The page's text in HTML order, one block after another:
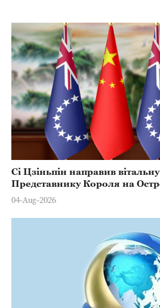
Сі Цзіньпін направив
Представнику Короля на
Марстерсу з нагоди Дня
04-Aug-2026